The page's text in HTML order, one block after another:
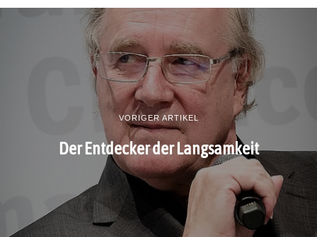
VORIGER ARTIKEL
Der Entdecker der Langsamkeit